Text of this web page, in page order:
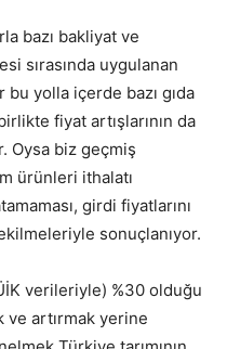
bazı bakliyat ve
sırasında uygulanan
bu yolla içerde bazı gıda
fiyat artışlarının da
Oysa biz geçmiş
ürünleri ithalatı
girdi fiyatlarını
sonuçlanıyor.
verileriyle) %30 olduğu
artırmak yerine